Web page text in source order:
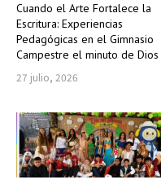
Cuando el Arte Fortalece la
Escritura: Experiencias
Pedagógicas en el Gimnasio
Campestre el minuto de Dios
27 julio, 2026